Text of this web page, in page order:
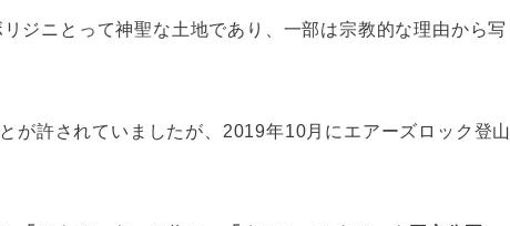
ジニとって神聖な土地であり、一部は宗教的な理由から写
が許されていましたが、2019年10月にエアーズロック登山